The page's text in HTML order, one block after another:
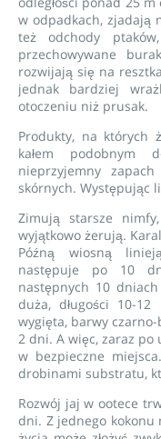
w odpadkach, zjadają
też odchody
przechowywane
rozwijają się na
jednak bardziej
otoczeniu niż prusak.
Produkty, na których
kałem podobnym
nieprzyjemny
skórnych. Występując
Zimują starsze
wyjątkowo żerują.
Późną wiosną
następuje po 10
następnych 10
duża, długości 10-
wygięta, barwy
2 dni. A więc, zaraz
w bezpieczne
drobinami substratu,
Rozwój jaj w ootece
dni. Z jednego kokonu